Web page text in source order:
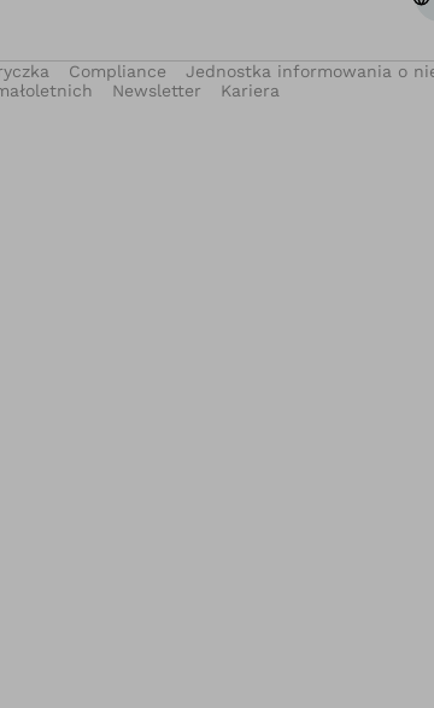
Compliance
Jednostka informowania o
Newsletter Kariera